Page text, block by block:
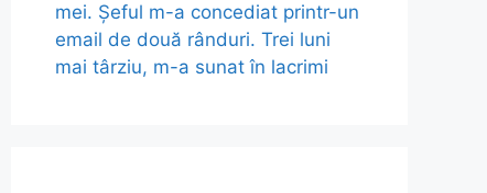
mei. Șeful m-a concediat printr-un
email de două rânduri. Trei luni
mai târziu, m-a sunat în lacrimi